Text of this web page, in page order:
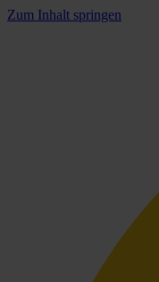
Zum Inhalt springen